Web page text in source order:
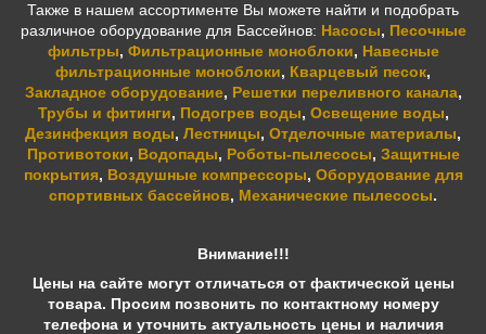
Также в нашем ассортименте Вы можете найти и подобрать
различное оборудование для Бассейнов: Насосы, Песочные
фильтры, Фильтрационные моноблоки, Навесные
фильтрационные моноблоки, Кварцевый песок,
Закладное оборудование, Решетки переливного канала,
Трубы и фитинги, Подогрев воды, Освещение воды,
Дезинфекция воды, Лестницы, Отделочные материалы,
Противотоки, Водопады, Роботы-пылесосы, Защитные
покрытия, Воздушные компрессоры, Оборудование для
спортивных бассейнов, Механические пылесосы.
Внимание!!!
Цены на сайте могут отличаться от фактической цены
товара. Просим позвонить по контактному номеру
телефона и уточнить актуальность цены и наличия